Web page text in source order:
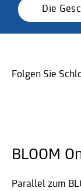
Die
Folgen Sie
BLOOM
Parallel zum